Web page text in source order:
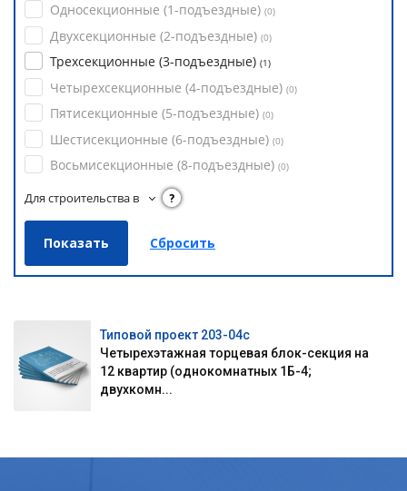
Односекционные (1-подъездные) (0)
Двухсекционные (2-подъездные) (0)
Трехсекционные (3-подъездные) (1)
Четырехсекционные (4-подъездные) (0)
Пятисекционные (5-подъездные) (0)
Шестисекционные (6-подъездные) (0)
Восьмисекционные (8-подъездные) (0)
Для строительства в ?
Типовой проект 203-04с
Четырехэтажная торцевая блок-секция на
12 квартир (однокомнатных 1Б-4;
двухкомн...